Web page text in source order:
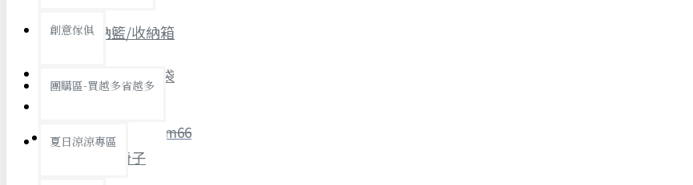
滿799免運
聯絡我們 ID : @ym66
旅行收納
創意傢俱
團購區-買越多省越多
夏日涼涼專區
收納籃/收納箱
收納袋/手提袋
桌子/椅子